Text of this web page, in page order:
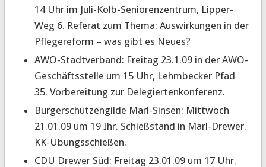
14 Uhr im Juli-Kolb-Seniorenzentrum, Lipper-
Weg 6. Referat zum Thema: Auswirkungen in der
Pflegereform – was gibt es Neues?
AWO-Stadtverband: Freitag 23.1.09 in der AWO-
Geschäftsstelle um 15 Uhr, Lehmbecker Pfad
35. Vorbereitung zur Delegiertenkonferenz.
Bürgerschützengilde Marl-Sinsen: Mittwoch
21.01.09 um 19 Ihr. Schießstand in Marl-Drewer.
KK-Übungsschießen.
CDU Drewer Süd: Freitag 23.01.09 um 17 Uhr.